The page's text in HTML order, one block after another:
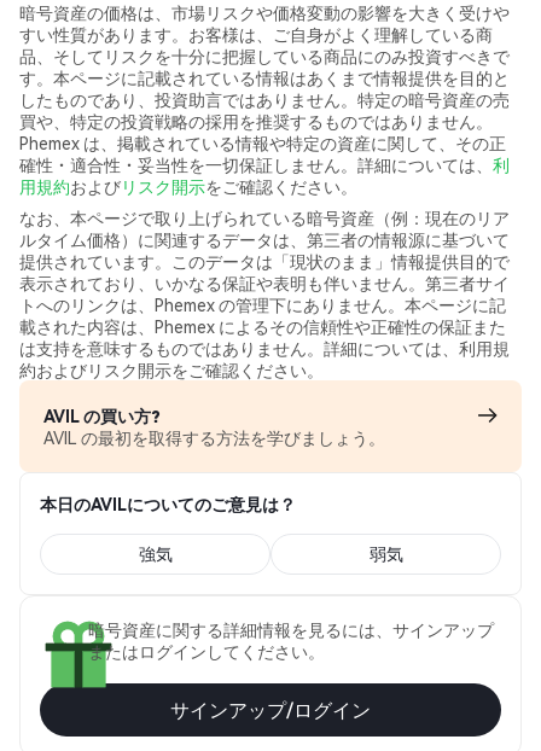
暗号資産の価格は、市場リスクや価格変動の影響を大きく受けや
すい性質があります。お客様は、ご自身がよく理解している商
品、そしてリスクを十分に把握している商品にのみ投資すべきで
す。本ページに記載されている情報はあくまで情報提供を目的と
したものであり、投資助言ではありません。特定の暗号資産の売
買や、特定の投資戦略の採用を推奨するものではありません。
Phemex は、掲載されている情報や特定の資産に関して、その正
確性・適合性・妥当性を一切保証しません。詳細については、 利
用規約およびリスク開示をご確認ください。
なお、本ページで取り上げられている暗号資産（例：現在のリア
ルタイム価格）に関連するデータは、第三者の情報源に基づいて
提供されています。このデータは「現状のまま」情報提供目的で
表示されており、いかなる保証や表明も伴いません。第三者サイ
トへのリンクは、Phemex の管理下にありません。本ページに記
載された内容は、Phemex によるその信頼性や正確性の保証また
は支持を意味するものではありません。詳細については、利用規
約およびリスク開示をご確認ください。
AVIL の買い方?
AVIL の最初を取得する方法を学びましょう。
本日のAVILについてのご意見は？
強気 弱気
暗号資産に関する詳細情報を見るには、サインアップ
またはログインしてください。
サインアップ/ログイン